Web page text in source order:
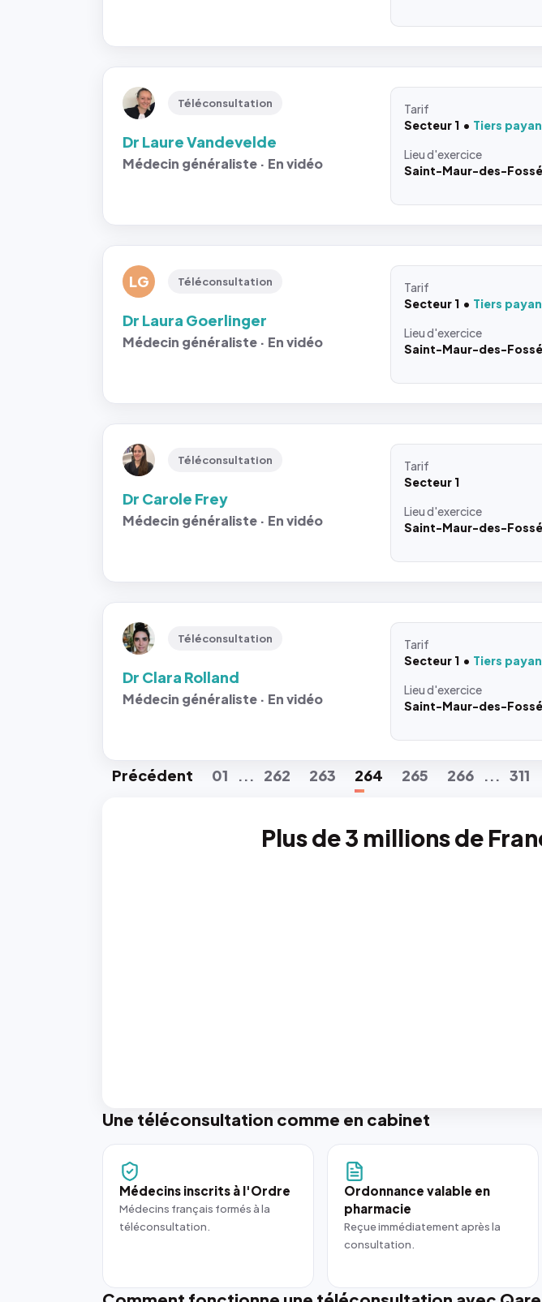
Téléconsultation
Dr Laure Vandevelde
Médecin généraliste · En vidéo
Tarif
Secteur 1
Tiers
Lieud'exercice
Saint-Maur-des-
LG Téléconsultation
Dr Laura Goerlinger
Médecin généraliste · En vidéo
Tarif
Secteur 1
Tiers
Lieud'exercice
Saint-Maur-des-
Téléconsultation
Dr Carole Frey
Médecin généraliste · En vidéo
Tarif
Secteur 1
Lieud'exercice
Saint-Maur-des-
Téléconsultation
Dr Clara Rolland
Médecin généraliste · En vidéo
Tarif
Secteur 1
Tiers
Lieud'exercice
Saint-Maur-des-
Précédent 01 ... 262 263 264 265 266 ... 311
Plus de 3 millions de
Une téléconsultation comme en cabinet
Médecins inscrits à l'Ordre
Médecins français formés à la
téléconsultation.
Ordonnance valable en
pharmacie
Reçue immédiatement après la
consultation.